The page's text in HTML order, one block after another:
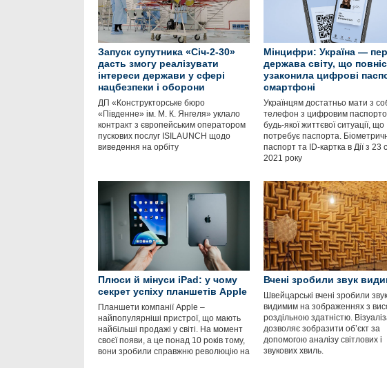
Запуск супутника «Січ-2-30»
дасть змогу реалізувати
інтереси держави у сфері
нацбезпеки і оборони
ДП «Конструкторське бюро
«Південне» ім. М. К. Янгеля» уклало
контракт з європейським оператором
пускових послуг ISILAUNCH щодо
виведення на орбіту
Мінцифри: Україна —
держава світу, що
узаконила цифрові
смартфоні
Українцям достатньо мати з
телефон з цифровим
будь-якої життєвої ситуації, що
потребує паспорта.
паспорт та ID-картка в Дії з 23
2021 року
Плюси й мінуси iPad: у чому
секрет успіху планшетів Apple
Планшети компанії Apple –
найпопулярніші пристрої, що мають
найбільші продажі у світі. На момент
своєї появи, а це понад 10 років тому,
вони зробили справжню революцію на
Вчені зробили звук
Швейцарські вчені зробили звук
видимим на зображеннях з
роздільною здатністю.
дозволяє зобразити об’єкт за
допомогою аналізу світлових і
звукових хвиль.